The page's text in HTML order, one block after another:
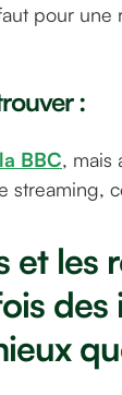
pour
:
BBC, mais
streaming,
et les
des